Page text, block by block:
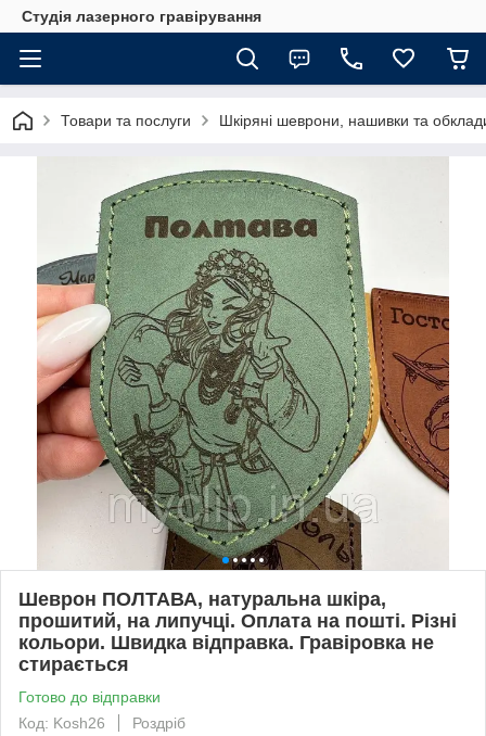
Студія лазерного гравірування
Товари та послуги Шкіряні шеврони, нашивки та
Шеврон ПОЛТАВА, натуральна шкіра,
прошитий, на липучці. Оплата на пошті. Різні
кольори. Швидка відправка. Гравіровка не
стирається
Готово до відправки
Код: Kosh26
Роздріб